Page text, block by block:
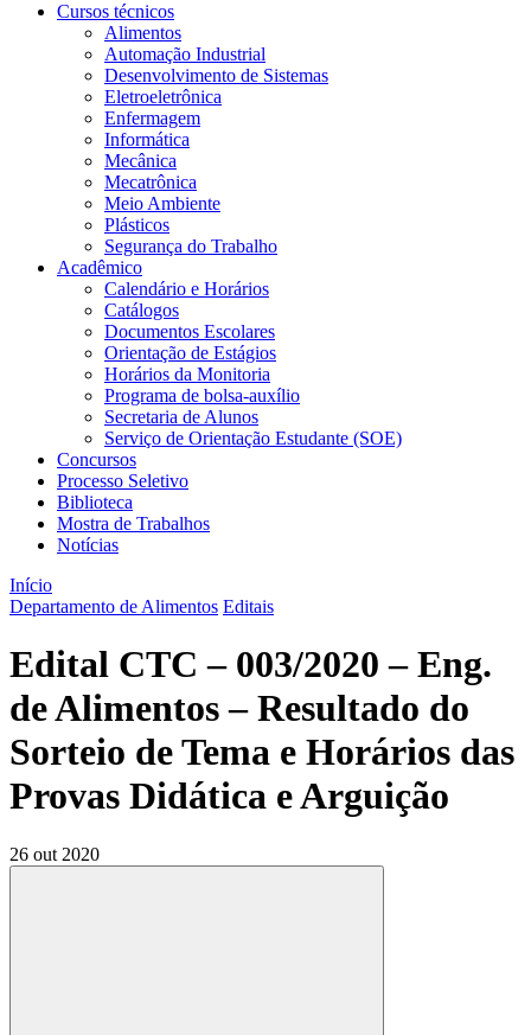
Cursos técnicos
Alimentos
Automação Industrial
Desenvolvimento de Sistemas
Eletroeletrônica
Enfermagem
Informática
Mecânica
Mecatrônica
Meio Ambiente
Plásticos
Segurança do Trabalho
Acadêmico
Calendário e Horários
Catálogos
Documentos Escolares
Orientação de Estágios
Horários da Monitoria
Programa de bolsa-auxílio
Secretaria de Alunos
Serviço de Orientação Estudante (SOE)
Concursos
Processo Seletivo
Biblioteca
Mostra de Trabalhos
Notícias
Início
Departamento de Alimentos Editais
Edital CTC – 003/2020 – Eng.
de Alimentos – Resultado do
Sorteio de Tema e Horários das
Provas Didática e Arguição
26 out 2020